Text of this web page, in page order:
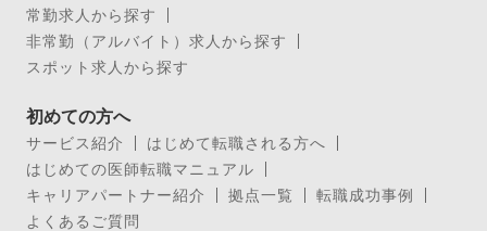
常勤求人から探す
非常勤（アルバイト）求人から探す
スポット求人から探す
初めての方へ
サービス紹介
はじめて転職される方へ
はじめての医師転職マニュアル
キャリアパートナー紹介
拠点一覧
転職成功事例
よくあるご質問